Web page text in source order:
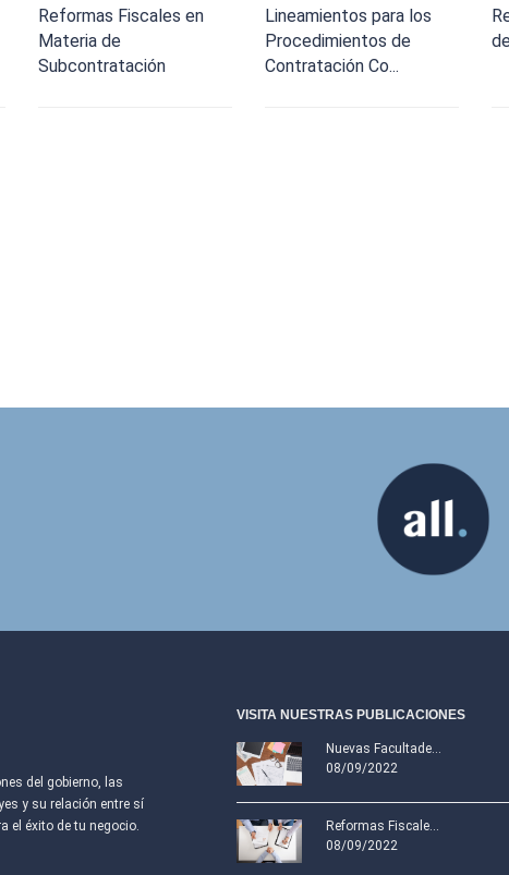
Reformas Fiscales en
Materia de
Subcontratación
Lineamientos para los
Procedimientos de
Contratación Co...
del gobierno, las
y su relación entre sí
el éxito de tu negocio.
VISITA NUESTRAS PUBLICACIONES
Nuevas Facultade...
08/09/2022
Reformas Fiscale...
08/09/2022